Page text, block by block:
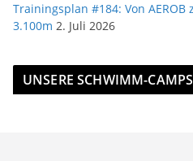
Trainingsplan #184: Von AEROB
3.100m 2. Juli 2026
UNSERE SCHWIMM-CAMPS